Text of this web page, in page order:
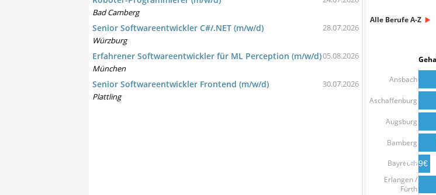
Alle Berufe A-Z
Ansbach
Aschaffenburg
Augsburg
Bamberg
Bayreuth
Erlangen /
Fürth
3,569€
Bad Camberg
Senior Softwareentwickler C#/.NET (m/w/d)
Würzburg
28.07.2026
Erfahrener Softwareentwickler für ML Perception (m/w/d)
München
05.08.2026
Senior Softwareentwickler Frontend (m/w/d)
Plattling
30.07.2026